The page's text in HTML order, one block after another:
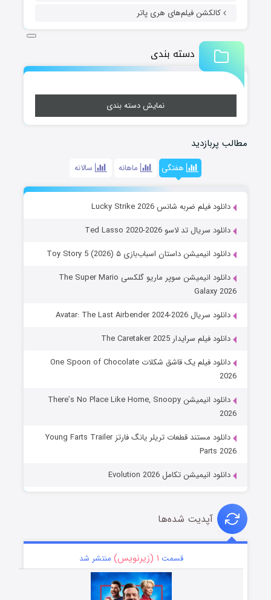
کالکشن فیلم‌های هری پاتر
دسته بندی
نمایش دسته بندی
مطالب پربازدید
هفتگی ماهانه سالانه
دانلود فیلم ضربه شانس Lucky Strike 2026
دانلود سریال تد لاسو Ted Lasso 2020-2026
دانلود انیمیشن داستان اسباب‌بازی ۵ Toy Story 5 (2026)
دانلود انیمیشن سوپر ماریو گلکسی The Super Mario
Galaxy 2026
دانلود سریال Avatar: The Last Airbender 2024-2026
دانلود فیلم سرایدار The Caretaker 2025
دانلود فیلم یک قاشق شکلات One Spoon of Chocolate
2026
دانلود انیمیشن There’s No Place Like Home, Snoopy
2026
دانلود مستند قطعات تریلر یانگ فارتز Young Farts Trailer
Parts 2026
دانلود انیمیشن تکامل Evolution 2026
آپدیت شده‌ها
قسمت ۱ (زیرنویس) منتشر شد